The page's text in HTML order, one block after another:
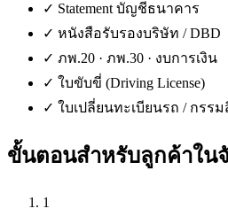
✓ Statement บัญชีธนาคาร
✓ หนังสือรับรองบริษัท / DBD
✓ ภพ.20 · ภพ.30 · งบการเงิน
✓ ใบขับขี่ (Driving License)
✓ ใบเปลี่ยนทะเบียนรถ / กรร
ขั้นตอนสำหรับลูกค้าใน
1